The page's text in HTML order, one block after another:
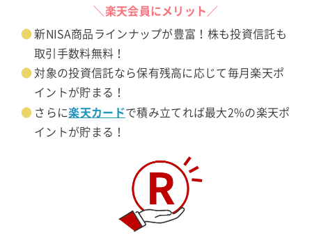
＼楽天会員にメリット／
新NISA商品ラインナップが豊富！株も投資信託も
取引手数料無料！
対象の投資信託なら保有残高に応じて毎月楽天ポ
イントが貯まる！
さらに楽天カードで積み立てれば最大2%の楽天ポ
イントが貯まる！